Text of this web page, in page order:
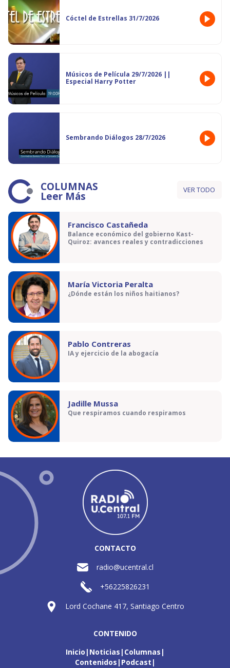
Cóctel de Estrellas 31/7/2026
Músicos de Película 29/7/2026 ||
Especial Harry Potter
Sembrando Diálogos 28/7/2026
COLUMNAS
Leer Más VER TODO
Francisco Castañeda
Balance económico del gobierno Kast-
Quiroz: avances reales y contradicciones
María Victoria Peralta
¿Dónde están los niños haitianos?
Pablo Contreras
IA y ejercicio de la abogacía
Jadille Mussa
Que respiramos cuando respiramos
CONTACTO
radio@ucentral.cl
+56225826231
Lord Cochane 417, Santiago Centro
CONTENIDO
Inicio Noticias Columnas
Contenidos Podcast